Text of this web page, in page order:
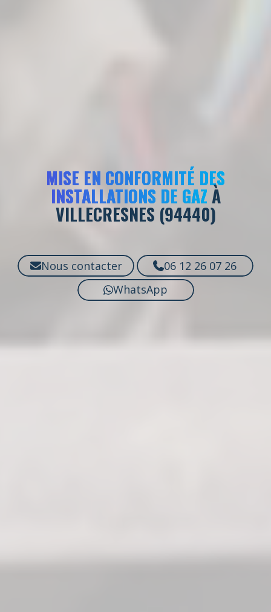
MISE EN CONFORMITÉ DES
INSTALLATIONS DE GAZÀ
VILLECRESNES (94440)
Nous contacter
06 12 26 07 26
WhatsApp